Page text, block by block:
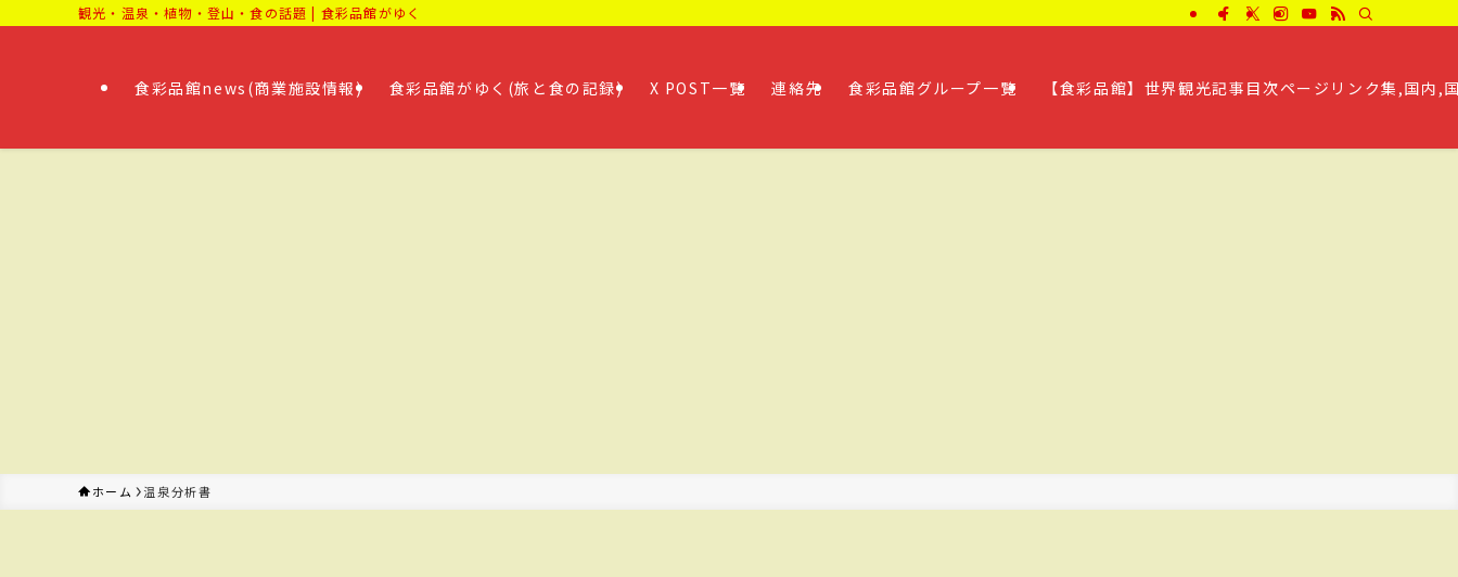
観光・温泉・植物・登山・食の話題 | 食彩品館がゆく
食彩品館news(商業施設情報) 食彩品館がゆく(旅と食の記録) X POST一覧 連絡先 食彩品館グループ一覧 【食彩品館】世界観光記事目次ページリンク集,国
ホーム 温泉分析書